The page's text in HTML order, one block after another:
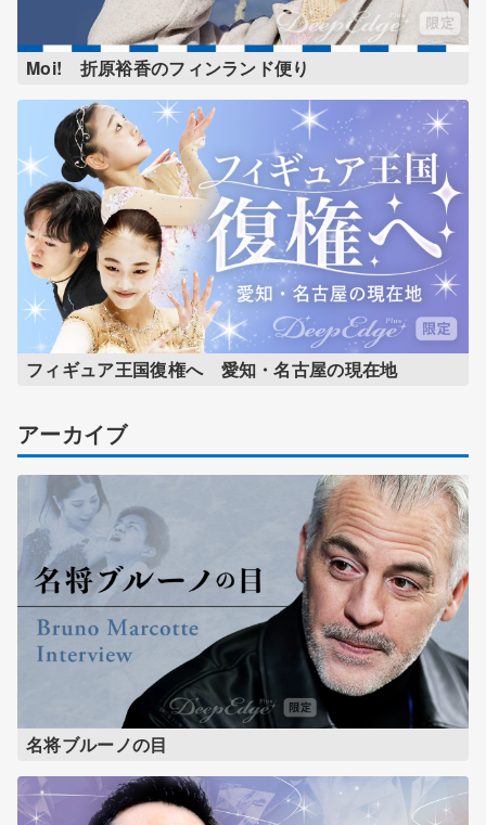
Moi! 折原裕香のフィンランド便り
フィギュア王国復権へ 愛知・名古屋の現在地
アーカイブ
名将ブルーノの目